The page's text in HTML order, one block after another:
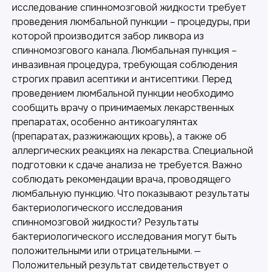
исследование спинномозговой жидкости требует
проведения люмбальной пункции – процедуры, при
которой производится забор ликвора из
спинномозгового канала. Люмбальная пункция –
инвазивная процедура, требующая соблюдения
строгих правил асептики и антисептики. Перед
проведением люмбальной пункции необходимо
сообщить врачу о принимаемых лекарственных
препаратах, особенно антикоагулянтах
(препаратах, разжижающих кровь), а также об
аллергических реакциях на лекарства. Специальной
подготовки к сдаче анализа не требуется. Важно
соблюдать рекомендации врача, проводящего
люмбальную пункцию. Что показывают результаты
бактериологического исследования
спинномозговой жидкости? Результаты
бактериологического исследования могут быть
положительными или отрицательными. —
Положительный результат свидетельствует о